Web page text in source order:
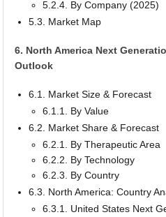
5.2.4. By Company (2025)
5.3. Market Map
6. North America Next
Outlook
6.1. Market Size & Forecast
6.1.1. By Value
6.2. Market Share & Forecast
6.2.1. By Therapeutic Area
6.2.2. By Technology
6.2.3. By Country
6.3. North America: Country
6.3.1. United States Next